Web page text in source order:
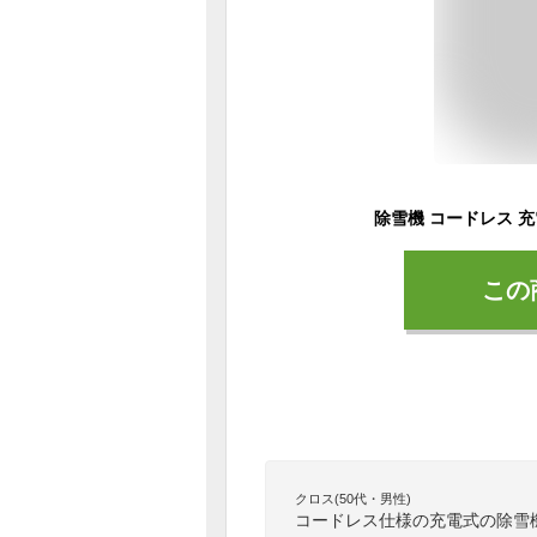
こ
クロス(50代・男性)
コードレス仕様の充電式の除